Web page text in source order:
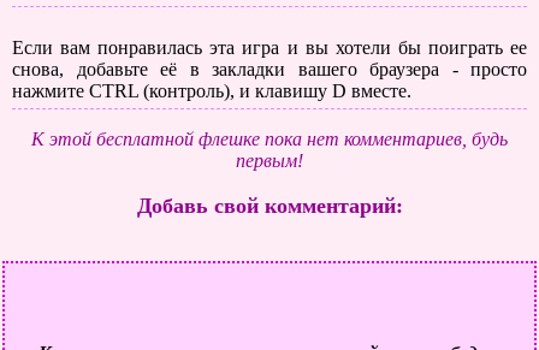
Если вам понравилась эта игра и вы хотели бы поиграть ее
снова, добавьте её в закладки вашего браузера - просто
нажмите CTRL (контроль), и клавишу D вместе.
К этой бесплатной флешке пока нет комментариев, будь
первым!
Добавь свой комментарий: